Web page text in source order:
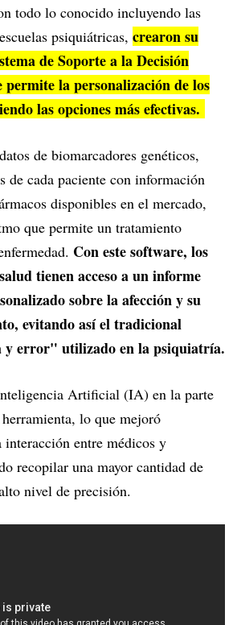
todo lo conocido incluyendo las
psiquiátricas, crearon su
de Soporte a la Decisión
permite la personalización de los
las opciones más efectivas.
de biomarcadores genéticos,
de cada paciente con información
disponibles en el mercado,
que permite un tratamiento
Con este software, los
tienen acceso a un informe
sobre la afección y su
evitando así el tradicional
y error" utilizado en la psiquiatría.
Artificial (IA) en la parte
lo que mejoró
entre médicos y
recopilar una mayor cantidad de
nivel de precisión.